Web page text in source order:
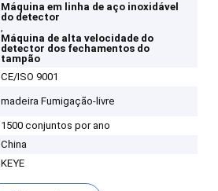
Máquina em linha de aço inoxidável
do detector
,
Máquina de alta velocidade do
detector dos fechamentos do
tampão
CE/ISO 9001
madeira Fumigação-livre
1500 conjuntos por ano
China
KEYE